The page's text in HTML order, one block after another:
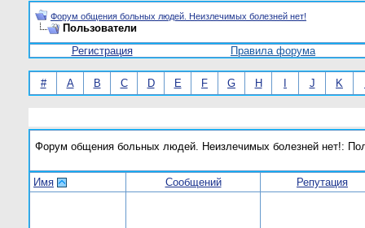
Форум общения больных людей. Неизлечимых болезней нет!
Пользователи
Регистрация
Правила форума
# A B C D E F G H J K
Форум общения больных людей. Неизлечимых болезней нет!:
Имя Сообщений Репутация